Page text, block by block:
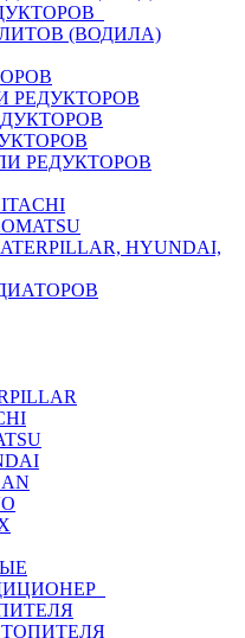
(ВОДИЛА)
РЕДУКТОРОВ
HYUNDAI,